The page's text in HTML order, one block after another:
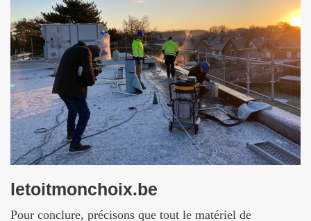
letoitmonchoix.be
Pour conclure, précisons que tout le matériel de